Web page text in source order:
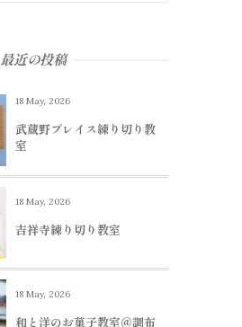
最近の投稿
18 May, 2026
武蔵野プレイス練り切り教
室
18 May, 2026
吉祥寺練り切り教室
18 May, 2026
和と洋のお菓子教室＠調布